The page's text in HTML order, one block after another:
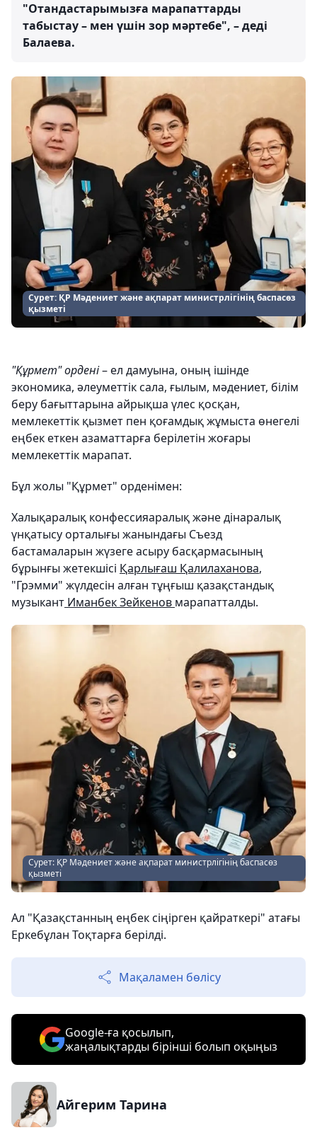
"Отандастарымызға марапаттарды
табыстау – мен үшін зор мәртебе", – деді
Балаева.
Сурет: ҚР Мәдениет және ақпарат министрлігінің баспасөз
қызметі
"Құрмет" ордені– ел дамуына, оның ішінде
экономика, әлеуметтік сала, ғылым, мәдениет, білім
беру бағыттарына айрықша үлес қосқан,
мемлекеттік қызмет пен қоғамдық жұмыста өнегелі
еңбек еткен азаматтарға берілетін жоғары
мемлекеттік марапат.
Бұл жолы "Құрмет" орденімен:
Халықаралық конфессияаралық және дінаралық
үнқатысу орталығы жанындағы Съезд
бастамаларын жүзеге асыру басқармасының
бұрынғы жетекшісі Қарлығаш Қалилаханова,
"Грэмми" жүлдесін алған тұңғыш қазақстандық
музыкант Иманбек Зейкенов марапатталды.
Сурет: ҚР Мәдениет және ақпарат министрлігінің баспасөз
қызметі
Ал "Қазақстанның еңбек сіңірген қайраткері" атағы
Еркебұлан Тоқтарға берілді.
Мақаламен бөлісу
Google-ға қосылып,
жаңалықтарды бірінші болып оқыңыз
Айгерим Тарина